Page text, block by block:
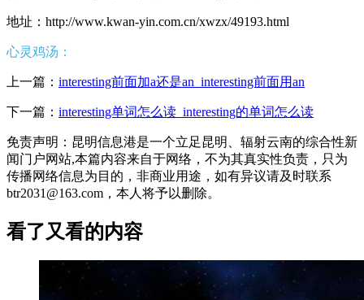
地址：http://www.kwan-yin.com.cn/xwzx/49193.html
心灵鸡汤：
上一篇： interesting前面加a还是an_interesting前面用an
下一篇： interesting单词怎么读_interesting的单词怎么读
免责声明：昆明信息港是一个立足昆明、辐射云南的综合性新
闻门户网站,本篇内容来自于网络，不为其真实性负责，只为
传播网络信息为目的，非商业用途，如有异议请及时联系
btr2031@163.com，本人将予以删除。
看了又看的内容